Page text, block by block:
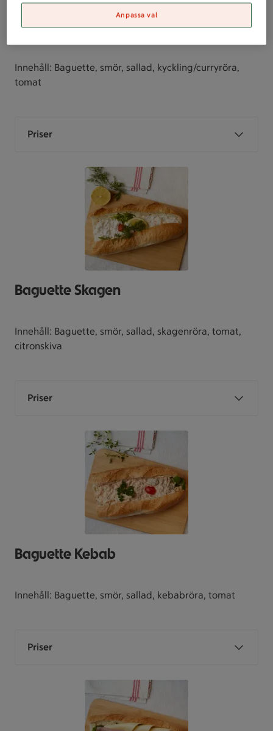
Baguette Curry/Kyckling
Innehåll: Baguette, smör, sallad, kyckling/curryröra,
tomat
Priser
Baguette Skagen
Innehåll: Baguette, smör, sallad, skagenröra, tomat,
citronskiva
Priser
Baguette Kebab
Innehåll: Baguette, smör, sallad, kebabröra, tomat
Priser
Anpassa val